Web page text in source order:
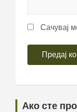
Сачувај
Ако сте